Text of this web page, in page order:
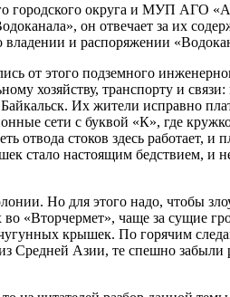
городского округа и МУП АГО
он отвечает за их
и распоряжении
от этого подземного
хозяйству, транспорту и связи:
Их жители исправно
сети с буквой «К», где
стоков здесь работает, и
стало настоящим бедствием, и
Но для этого надо, чтобы
«Вторчермет», чаще за сущие
крышек. По горячим
Средней Азии, те спешно забыли